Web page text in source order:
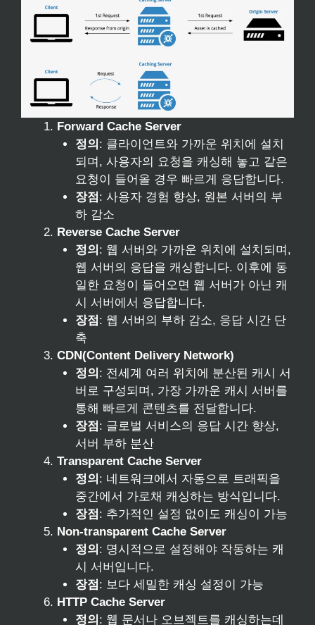
Forward Cache Server
정의 : 클라이언트와 가까운 위치에 설치
되며, 사용자의 요청을 캐싱해 놓고 같은
요청이 들어올 경우 빠르게 응답합니다.
장점 : 사용자 경험 향상, 원본 서버의 부
하 감소
Reverse Cache Server
정의 : 웹 서버와 가까운 위치에 설치되며,
웹 서버의 응답을 캐싱합니다. 이후에 동
일한 요청이 들어오면 웹 서버가 아닌 캐
시 서버에서 응답합니다.
장점 : 웹 서버의 부하 감소, 응답 시간 단
축
CDN(Content Delivery Network)
정의 : 전세계 여러 위치에 분산된 캐시 서
버로 구성되며, 가장 가까운 캐시 서버를
통해 빠르게 콘텐츠를 전달합니다.
장점 : 글로벌 서비스의 응답 시간 향상,
서버 부하 분산
Transparent Cache Server
정의 : 네트워크에서 자동으로 트래픽을
중간에서 가로채 캐싱하는 방식입니다.
장점 : 추가적인 설정 없이도 캐싱이 가능
Non-transparent Cache Server
정의 : 명시적으로 설정해야 작동하는 캐
시 서버입니다.
장점 : 보다 세밀한 캐싱 설정이 가능
HTTP Cache Server
정의 : 웹 문서나 오브젝트를 캐싱하는데